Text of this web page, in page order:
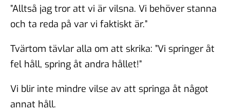
”Alltså jag tror att vi är vilsna. Vi behöver stanna
och ta reda på var vi faktiskt är.”
Tvärtom tävlar alla om att skrika: ”Vi springer åt
fel håll, spring åt andra hållet!”
Vi blir inte mindre vilse av att springa åt något
annat håll.